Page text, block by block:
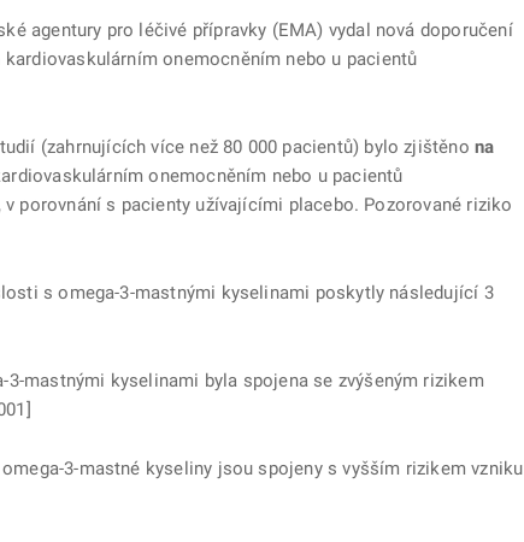
agentury pro léčivé přípravky (EMA) vydal nová doporučení
onemocněním nebo u pacientů
(zahrnujících více než 80 000 pacientů) bylo zjištěno na
onemocněním nebo u pacientů
porovnání s pacienty užívajícími placebo. Pozorované riziko
s omega-3-mastnými kyselinami poskytly následující 3
mastnými kyselinami byla spojena se zvýšeným rizikem
3-mastné kyseliny jsou spojeny s vyšším rizikem vzniku